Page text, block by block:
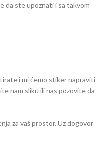
da ste upoznati i sa takvom
i mi ćemo stiker napraviti
nam sliku ili nas pozovite da
za vaš prostor. Uz dogovor